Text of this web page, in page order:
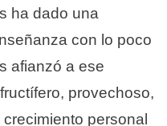
ha dado una
con lo poco
afianzó a ese
provechoso,
personal